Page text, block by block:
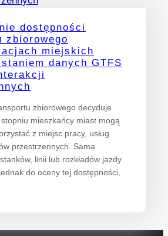
dostępności
zbiorowego
miejskich
danych GTFS
zbiorowego decyduje
mieszkańcy miast mogą
z miejsc pracy, usług
przestrzennych. Sama
linii lub rozkładów jazdy
do oceny tej dostępności,